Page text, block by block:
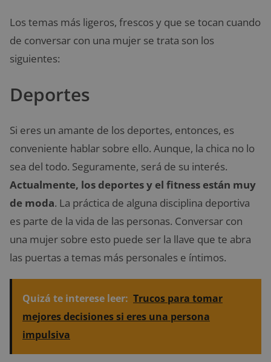
Los temas más ligeros, frescos y que se tocan cuando
de conversar con una mujer se trata son los
siguientes:
Deportes
Si eres un amante de los deportes, entonces, es
conveniente hablar sobre ello. Aunque, la chica no lo
sea del todo. Seguramente, será de su interés.
Actualmente, los deportes y el fitness están muy
de moda. La práctica de alguna disciplina deportiva
es parte de la vida de las personas. Conversar con
una mujer sobre esto puede ser la llave que te abra
las puertas a temas más personales e íntimos.
Quizá te interese leer: Trucos para tomar
mejores decisiones si eres una persona
impulsiva